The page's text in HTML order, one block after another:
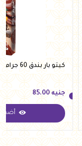
كيتو بار بندق 60 جرام من هيلثي اند تيستي
جنيه
جنيه 85.00
أضف